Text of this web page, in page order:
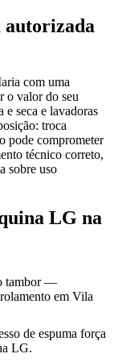
autorizada
com uma
o valor do seu
seca e lavadoras
troca
pode comprometer
técnico correto,
sobre uso
LG na
tambor —
em Vila
de espuma força
LG.